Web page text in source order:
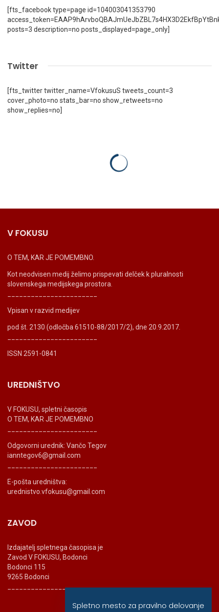
[fts_facebook type=page id=104003041353790
posts=3 description=no posts_displayed=page_only]
Twitter
[fts_twitter twitter_name=VfokusuS tweets_count=3
cover_photo=no stats_bar=no show_retweets=no
show_replies=no]
V FOKUSU
O TEM, KAR JE POMEMBNO.
Kot neodvisen medij želimo prispevati delček k pluralnosti
slovenskega medijskega prostora.
Vpisan v razvid medijev
pod št. 2130 (odločba 61510-88/2017/2), dne 20.9.2017.
ISSN 2591-0841
UREDNIŠTVO
V FOKUSU, spletni časopis
O TEM, KAR JE POMEMBNO
Odgovorni urednik: Vančo Tegov
ianntegov6@gmail.com
E-pošta uredništva:
urednistvo.vfokusu@gmail.com
ZAVOD
Izdajatelj spletnega časopisa je
Zavod V FOKUSU, Bodonci
Bodonci 115
9265 Bodonci
_______________________
Spletno mesto za pravilno delovanje